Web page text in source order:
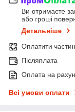
Ви отримаєте
або гроші
Детальніше
Оплатити
Післяплата
Оплата на
Всі умови оплати